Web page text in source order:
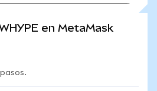
en MetaMask